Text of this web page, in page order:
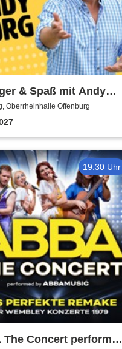
& Spaß mit Andy
Gästen
Oberrheinhalle Offenburg
19:30 Uhr
The Concert performed